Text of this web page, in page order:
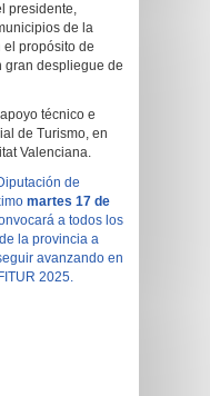
presidente,
de la
el propósito de
gran despliegue de
técnico e
de Turismo, en
Valenciana.
de
martes 17 de
a todos los
la provincia a
avanzando en
2025.